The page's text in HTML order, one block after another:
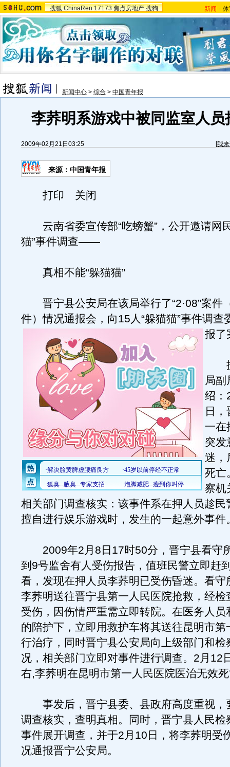
搜狐 ChinaRen 17173 焦点房地产 搜狗 新闻 -
新闻中心 > 综合 > 中国青年报
李荞明系游戏中被同监室人员
2009年02月21日03:25 [我
来源：中国青年报
打印 关闭
云南省委宣传部“吃螃蟹”，公开邀请网
猫”事件调查——
真相不能“躲猫猫”
晋宁县公安局在该局举行了“2·08”案件
件）情况通报会，向15人“躲猫猫”事件调查
报了
据
局副
绍：
日
一在
突发
迷，
死亡
察机
相关部门调查核实：该事件系在押人员趁民
擅自进行娱乐游戏时，发生的一起意外事件
2009年2月8日17时50分，晋宁县看守
到9号监舍有人受伤报告，值班民警立即赶
看，发现在押人员李荞明已受伤昏迷。看守
李荞明送往晋宁县第一人民医院抢救，经检
受伤，因伤情严重需立即转院。在医务人员
的陪护下，立即用救护车将其送往昆明市第
行治疗，同时晋宁县公安局向上级部门和检
况，相关部门立即对事件进行调查。2月12
右,李荞明在昆明市第一人民医院医治无效
事发后，晋宁县委、县政府高度重视，
调查核实，查明真相。同时，晋宁县人民检
事件展开调查，并于2月10日，将李荞明受
况通报晋宁公安局。